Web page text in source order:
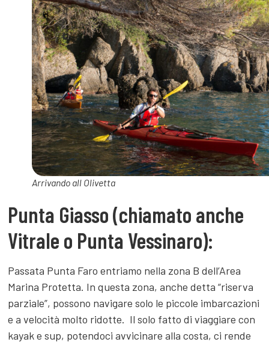
Arrivando all Olivetta
Punta Giasso (chiamato anche
Vitrale o Punta Vessinaro):
Passata Punta Faro entriamo nella zona B dell’Area
Marina Protetta. In questa zona, anche detta “riserva
parziale”, possono navigare solo le piccole imbarcazioni
e a velocità molto ridotte. Il solo fatto di viaggiare con
kayak e sup, potendoci avvicinare alla costa, ci rende